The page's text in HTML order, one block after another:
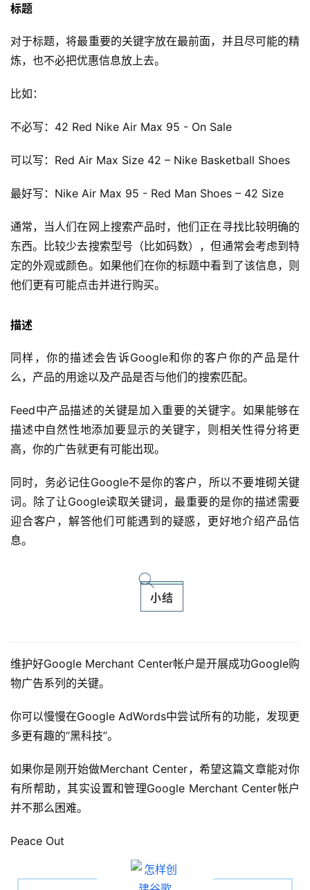
标题
对于标题，将最重要的关键字放在最前面，并且尽可能的精
炼，也不必把优惠信息放上去。
比如：
不必写：42 Red Nike Air Max 95 - On Sale
可以写：Red Air Max Size 42 – Nike Basketball Shoes
最好写：Nike Air Max 95 - Red Man Shoes – 42 Size
通常，当人们在网上搜索产品时，他们正在寻找比较明确的
东西。比较少去搜索型号（比如码数），但通常会考虑到特
定的外观或颜色。如果他们在你的标题中看到了该信息，则
他们更有可能点击并进行购买。
描述
同样，你的描述会告诉Google和你的客户你的产品是什
么，产品的用途以及产品是否与他们的搜索匹配。
Feed中产品描述的关键是加入重要的关键字。如果能够在
描述中自然性地添加要显示的关键字，则相关性得分将更
高，你的广告就更有可能出现。
同时，务必记住Google不是你的客户，所以不要堆砌关键
词。除了让Google读取关键词，最重要的是你的描述需要
迎合客户，解答他们可能遇到的疑惑，更好地介绍产品信
息。
小结
维护好Google Merchant Center帐户是开展成功Google购
物广告系列的关键。
你可以慢慢在Google AdWords中尝试所有的功能，发现更
多更有趣的“黑科技”。
如果你是刚开始做Merchant Center，希望这篇文章能对你
有所帮助，其实设置和管理Google Merchant Center帐户
并不那么困难。
Peace Out